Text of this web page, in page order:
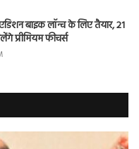
बाइक लॉन्च के लिए तैयार, 21
प्रीमियम फीचर्स